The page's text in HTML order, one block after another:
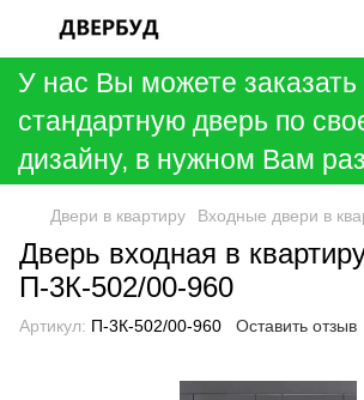
У нас Вы можете заказать
стандартную дверь по
дизайну, в нужном Вам
Двери в квартиру Входные двери в
Дверь входная в
П-3К-502/00-960
Артикул: П-3К-502/00-960 Оставить отзыв